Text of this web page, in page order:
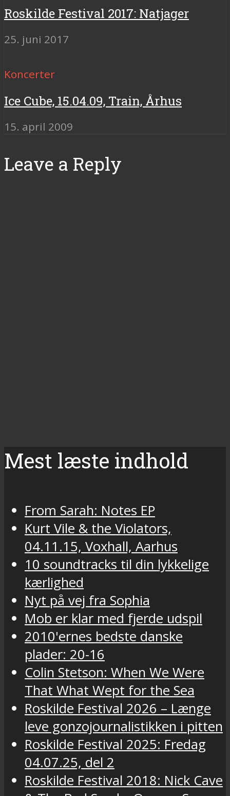
Roskilde Festival 2017: Natjager
25. juni 2017
Koncerter
Ice Cube, 15.04.09, Train, Århus
15. april 2009
Leave a Reply
Mest læste indhold
From Sarah: Notes EP
Kurt Vile & the Violators,
04.11.15, Voxhall, Aarhus
10 soundtracks til din lykkelige
kærlighed
Nyt på vej fra Sophia
Mob er klar med fjerde udspil
2010'ernes bedste danske
plader: 20-16
Colin Stetson: When We Were
That What Wept for the Sea
Roskilde Festival 2026 – Længe
leve gonzojournalistikken i pitten
Roskilde Festival 2025: Fredag
04.07.25, del 2
Roskilde Festival 2018: Nick Cave